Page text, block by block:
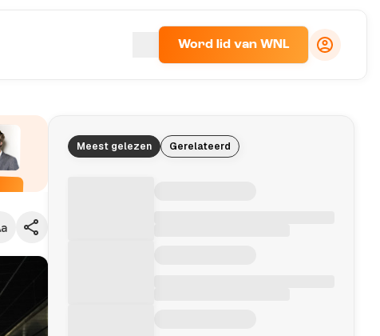
Word lid van WNL
Meest gelezen Gerelateerd